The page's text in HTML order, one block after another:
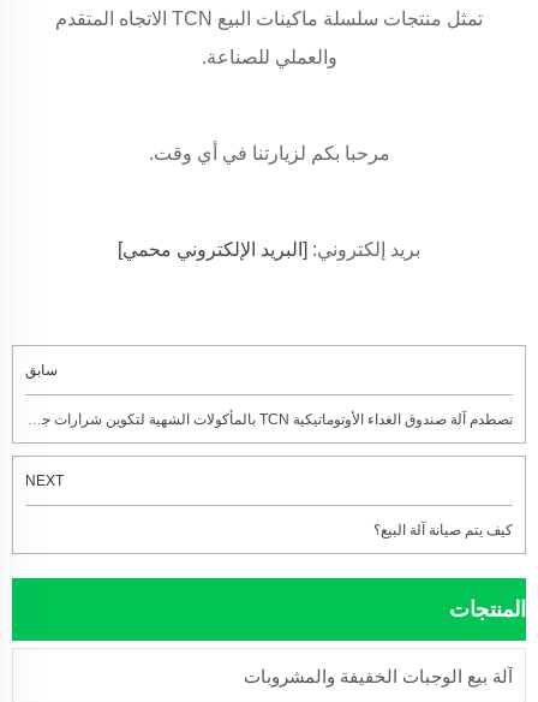
تمثل منتجات سلسلة ماكينات البيع TCN الاتجاه المتقدم
والعملي للصناعة.
مرحبا بكم لزيارتنا في أي وقت.
بريد إلكتروني: [البريد الإلكتروني محمي]
سابق
تصطدم آلة صندوق الغداء الأوتوماتيكية TCN بالمأكولات الشهية لتكوين شرارات جديدة
NEXT
كيف يتم صيانة آلة البيع؟
المنتجات
آلة بيع الوجبات الخفيفة والمشروبات